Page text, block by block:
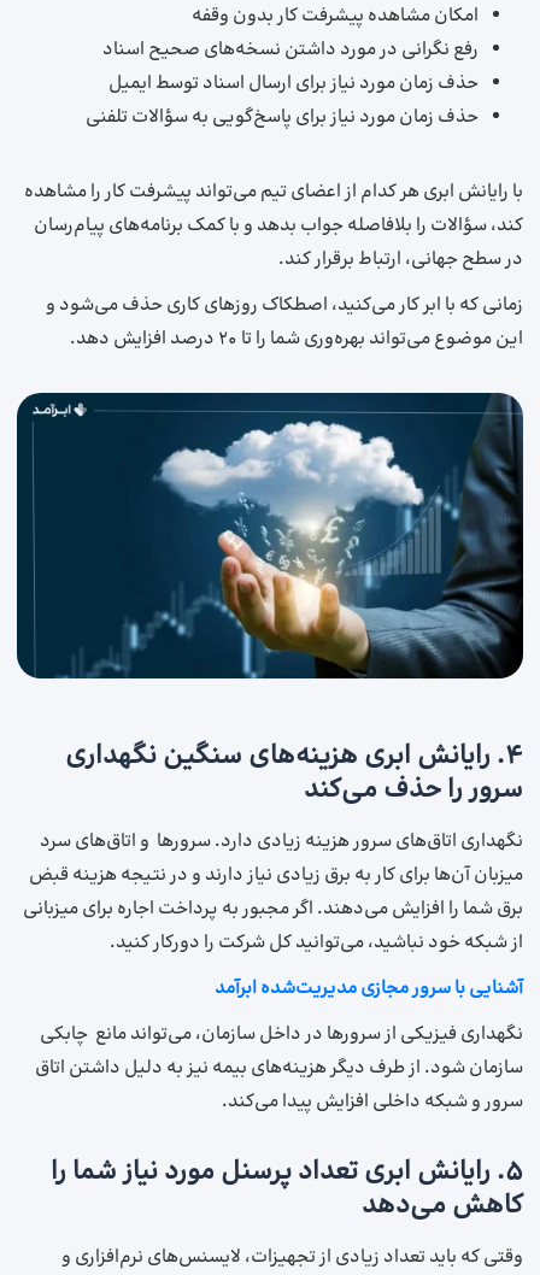
امکان مشاهده پیشرفت کار بدون وقفه
رفع نگرانی در مورد داشتن نسخه‌های صحیح اسناد
حذف زمان مورد نیاز برای ارسال اسناد توسط ایمیل
حذف زمان مورد نیاز برای پاسخ‌گویی به سؤالات تلفنی
با رایانش ابری هر کدام از اعضای تیم می‌تواند پیشرفت کار را مشاهده
کند، سؤالات را بلافاصله جواب بدهد و با کمک برنامه‌های پیام‌رسان
در سطح جهانی، ارتباط برقرار کند.
زمانی که با ابر کار می‌کنید، اصطکاک روزهای کاری حذف می‌شود و
این موضوع می‌تواند بهره‌وری شما را تا 20 درصد افزایش دهد.
۴. رایانش ابری هزینه‌های سنگین نگهداری
سرور را حذف می‌کند
نگهداری اتاق‌های سرور هزینه زیادی دارد. سرورها و اتاق‌های سرد
میزبان آن‌ها برای کار به برق زیادی نیاز دارند و در نتیجه هزینه قبض
برق شما را افزایش می‌دهند. اگر مجبور به پرداخت اجاره برای میزبانی
از شبکه خود نباشید، می‌توانید کل شرکت را دورکار کنید.
آشنایی با سرور مجازی مدیریت‌شده ابرآمد
نگهداری فیزیکی از سرورها در داخل سازمان، می‌تواند مانع چابکی
سازمان شود. از طرف دیگر هزینه‌های بیمه نیز به دلیل داشتن اتاق
سرور و شبکه داخلی افزایش پیدا می‌کند.
۵. رایانش ابری تعداد پرسنل مورد نیاز شما را
کاهش می‌دهد
وقتی که باید تعداد زیادی از تجهیزات، لایسنس‌های نرم‌افزاری و